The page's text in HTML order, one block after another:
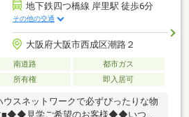
地下鉄四つ橋線 岸里駅 徒歩6分
その他の交通
大阪府大阪市西成区潮路２
南道路
都市ガス
所有権 即入居可
スネットワークで必ずぴったりな物
■◆◆見学ご希望のお客様◆◆いつで